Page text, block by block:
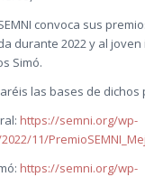
convoca sus
durante 2022 y al
Simó.
las bases de dichos
https://semni.org/wp-
11/
https://semni.org/wp-